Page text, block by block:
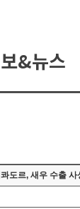
&뉴스
도르, 새우 수출 사